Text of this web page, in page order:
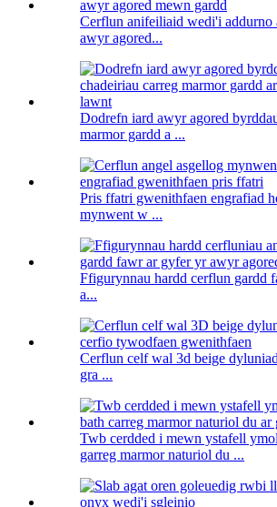
Cerflun anifeiliaid wedi'i
awyr agored...
Dodrefn iard awyr agored
marmor gardd a ...
Pris ffatri gwenithfaen engrafiad
mynwent w ...
Ffigurynnau hardd cerflun gardd
a...
Cerflun celf wal 3d beige
gra ...
Twb cerdded i mewn ystafell
garreg marmor naturiol du ...